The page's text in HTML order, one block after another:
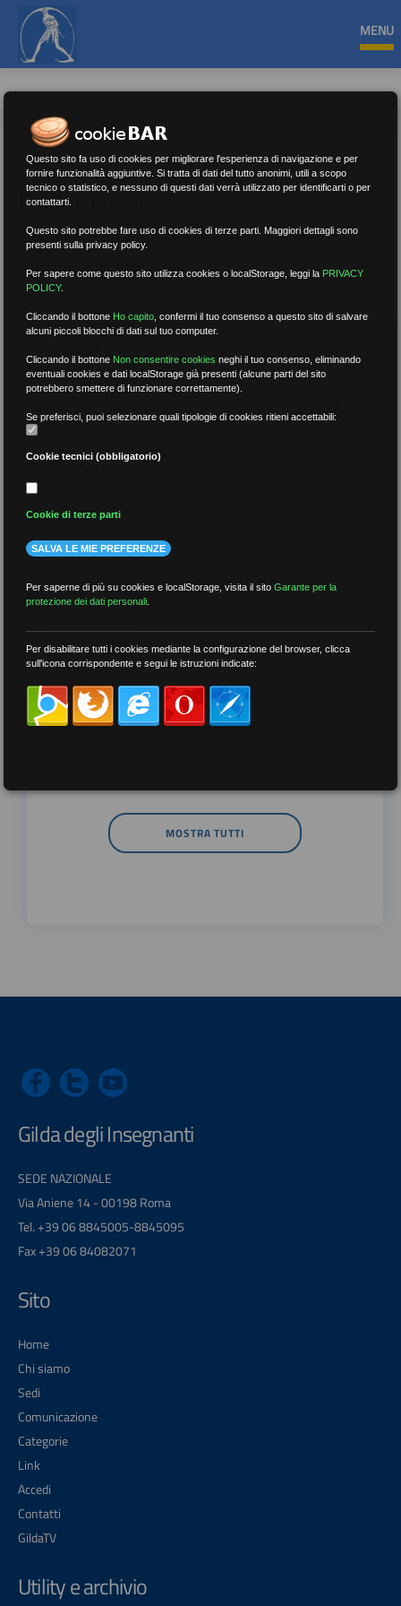
MENU
Eventi/Iniziative
Nessun risultato.Rimuovi filtri
per data
più recenti
meno recenti
per tag
##DS ##FGU ##Gilda
MOSTRA TUTTI
Gilda degli Insegnanti
SEDE NAZIONALE
Via Aniene 14 - 00198 Roma
Tel. +39 06 8845005-8845095
Fax +39 06 84082071
Sito
Home
Chi siamo
Sedi
Comunicazione
Categorie
Link
Accedi
Contatti
GildaTV
Utility e archivio
Questo sito fa uso di cookies per migliorare l'esperienza di navigazione e per
fornire funzionalità aggiuntive. Si tratta di dati del tutto anonimi, utili a scopo
tecnico o statistico, e nessuno di questi dati verrà utilizzato per identificarti o per
contattarti.
Questo sito potrebbe fare uso di cookies di terze parti. Maggiori dettagli sono
presenti sulla privacy policy.
Per sapere come questo sito utilizza cookies o localStorage, leggi la PRIVACY
POLICY.
Cliccando il bottone Ho capito ,confermi il tuo consenso a questo sito di salvare
alcuni piccoli blocchi di dati sul tuo computer.
Cliccando il bottone Non consentire cookies neghi il tuo consenso, eliminando
eventuali cookies e dati localStorage già presenti (alcune parti del sito
potrebbero smettere di funzionare correttamente).
Se preferisci, puoi selezionare quali tipologie di cookies ritieni accettabili:
Cookie tecnici (obbligatorio)
Cookie di terze parti
SALVA LE MIE PREFERENZE
Per saperne di più su cookies e localStorage, visita il sitoGarante per la
protezione dei dati personali
Per disabilitare tutti i cookies mediante la configurazione del browser, clicca
sull'icona corrispondente e segui le istruzioni indicate: